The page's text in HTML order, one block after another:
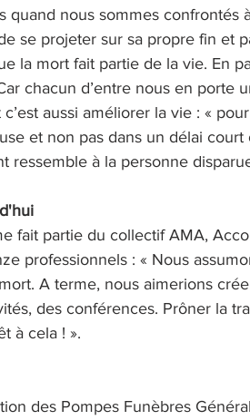
quand nous sommes confrontés
se projeter sur sa propre fin et
la mort fait partie de la vie. En
chacun d’entre nous en porte
aussi améliorer la vie : «
et non pas dans un délai
ressemble à la personne
fait partie du collectif AMA,
professionnels : « Nous
A terme, nous aimerions
des conférences. Prôner la
à cela ! ».
des Pompes Funèbres